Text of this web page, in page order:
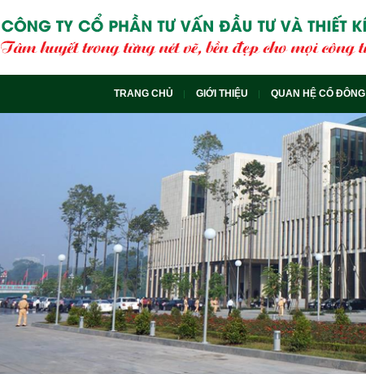
TRANG CHỦ GIỚI THIỆU QUAN HỆ CỔ ĐÔNG